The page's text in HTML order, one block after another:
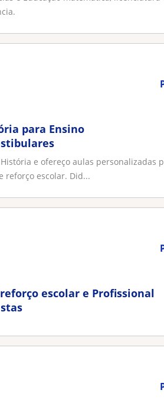
para Ensino
e ofereço aulas personalizadas
reforço escolar. Did...
escolar e Profissional